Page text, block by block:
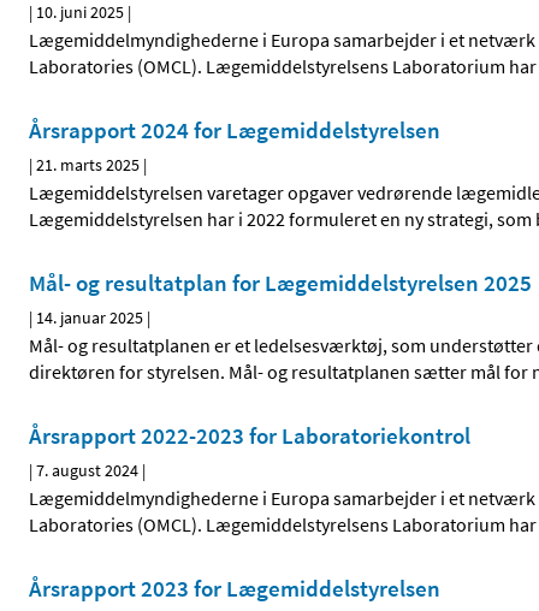
| 10. juni 2025 |
Lægemiddelmyndighederne i Europa samarbejder i et
Laboratories (OMCL). Lægemiddelstyrelsens Laboratorium
Årsrapport 2024 for Lægemiddelstyrelsen
|21. marts 2025 |
Lægemiddelstyrelsen varetager opgaver vedrørende
Lægemiddelstyrelsen har i 2022 formuleret en ny strategi, som
Mål- og resultatplan for Lægemiddelstyrelsen 2025
| 14. januar 2025 |
Mål- og resultatplanen er et ledelsesværktøj, som
direktøren for styrelsen. Mål- og resultatplanen sætter mål for
Årsrapport 2022-2023 for Laboratoriekontrol
|7. august 2024 |
Lægemiddelmyndighederne i Europa samarbejder i et
Laboratories (OMCL). Lægemiddelstyrelsens Laboratorium
Årsrapport 2023 for Lægemiddelstyrelsen